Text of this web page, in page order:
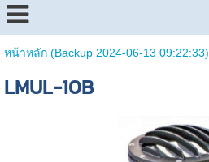
หน้าหลัก (Backup 2024-06-13 09:22:33)
LMUL-10B